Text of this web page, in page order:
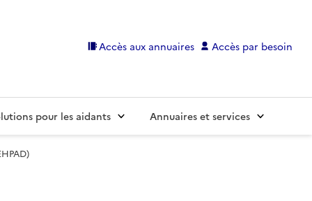
Accès aux annuaires Accès par besoin
pour les aidants Annuaires et services